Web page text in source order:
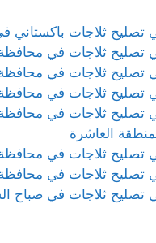
تصليح ثلاجات باكستاني
تصليح ثلاجات في
تصليح ثلاجات في
تصليح ثلاجات في محافظة
تصليح ثلاجات في
العاشرة
تصليح ثلاجات في محافظة
تصليح ثلاجات في محافظة
تصليح ثلاجات في صباح